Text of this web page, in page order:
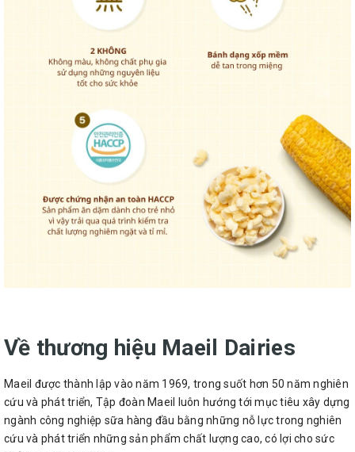
Về thương hiệu Maeil Dairies
Maeil được thành lập vào năm 1969, trong suốt hơn 50 năm nghiên
cứu và phát triển, Tập đoàn Maeil luôn hướng tới mục tiêu xây dựng
ngành công nghiệp sữa hàng đầu bằng những nỗ lực trong nghiên
cứu và phát triển những sản phẩm chất lượng cao, có lợi cho sức